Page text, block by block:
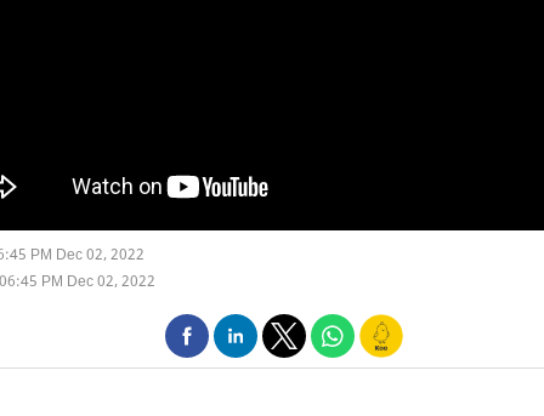
PM Dec 02, 2022
PM Dec 02, 2022